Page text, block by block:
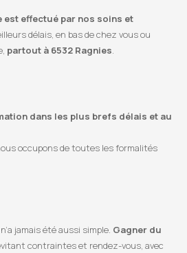
est effectué par nos soins et
délais, en bas de chez vous ou
partout à 6532 Ragnies.
dans les plus brefs délais et au
occupons de toutes les formalités
jamais été aussi simple. Gagner du
contraintes et rendez-vous, avec